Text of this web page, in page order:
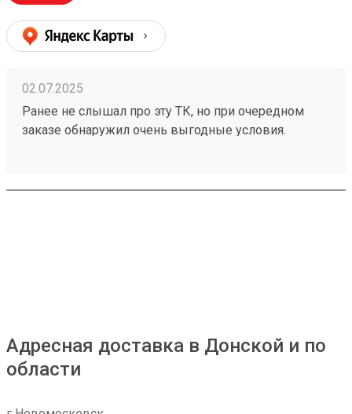
02.07.2025
Ранее не слышал про эту ТК, но при очередном
заказе обнаружил очень выгодные условия.
250209476 если не верите, проверьте.
Адресная доставка в Донской и по
области